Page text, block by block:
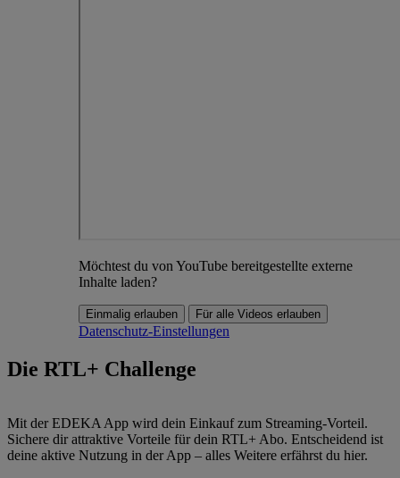
Möchtest du von YouTube bereitgestellte externe
Inhalte laden?
Einmalig erlauben Für alle Videos erlauben
Datenschutz-Einstellungen
Die RTL+ Challenge
Mit der EDEKA App wird dein Einkauf zum Streaming‑Vorteil.
Sichere dir attraktive Vorteile für dein RTL+ Abo. Entscheidend ist
deine aktive Nutzung in der App – alles Weitere erfährst du hier.